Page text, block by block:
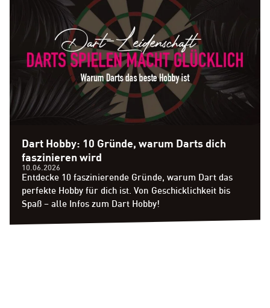
Dart Hobby: 10 Gründe, warum Darts dich
faszinieren wird
10.06.2026
Entdecke 10 faszinierende Gründe, warum Dart das
perfekte Hobby für dich ist. Von Geschicklichkeit bis
Spaß – alle Infos zum Dart Hobby!